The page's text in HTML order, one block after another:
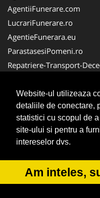
Website-ul utilizeaza
detaliile de conectare,
statistici cu scopul de
site-ului si pentru a
intereselor dvs.
Am inteles,
AgentiiFunerare.com
LucrariFunerare.ro
AgentieFunerara.eu
ParastasesiPomeni.ro
Repatriere-Transport-
CasaFunerara.com
NonStopDeschis.ro
NonStopFunerare.ro
Transport-Funerar.com
© 2014-2026 Powered by
ANPC SOL